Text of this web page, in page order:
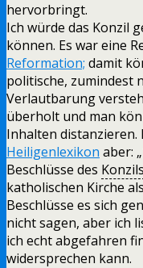
hervorbringt.
Ich würde das Konzil
können. Es war eine
Reformation; damit
politische, zumindest
Verlautbarung
überholt und man
Inhalten distanzieren.
Heiligenlexikon aber:
Beschlüsse des Konzils
katholischen Kirche
Beschlüsse es sich
nicht sagen, aber ich
ich echt abgefahren
widersprechen kann.